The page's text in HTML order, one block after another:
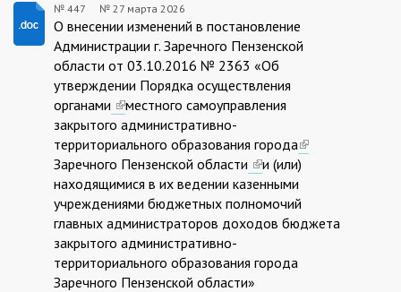
27.03.2026/447
№ 447 № 27 марта 2026
О внесении изменений в постановление
Администрации г. Заречного Пензенской
области от 03.10.2016 № 2363 «Об
утверждении Порядка осуществления
органами (link
is
external)
местного самоуправления
закрытого административно-
территориального образования города(link
is
Заречного Пензенской области (link
is
external)
и (или)
находящимися в их ведении казенными
учреждениями бюджетных полномочий
главных администраторов доходов бюджета
закрытого административно-
территориального образования города
Заречного Пензенской области»